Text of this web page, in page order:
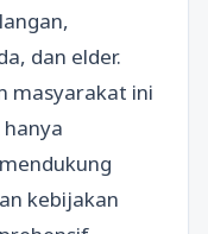
dan elder.
masyarakat ini
kebijakan